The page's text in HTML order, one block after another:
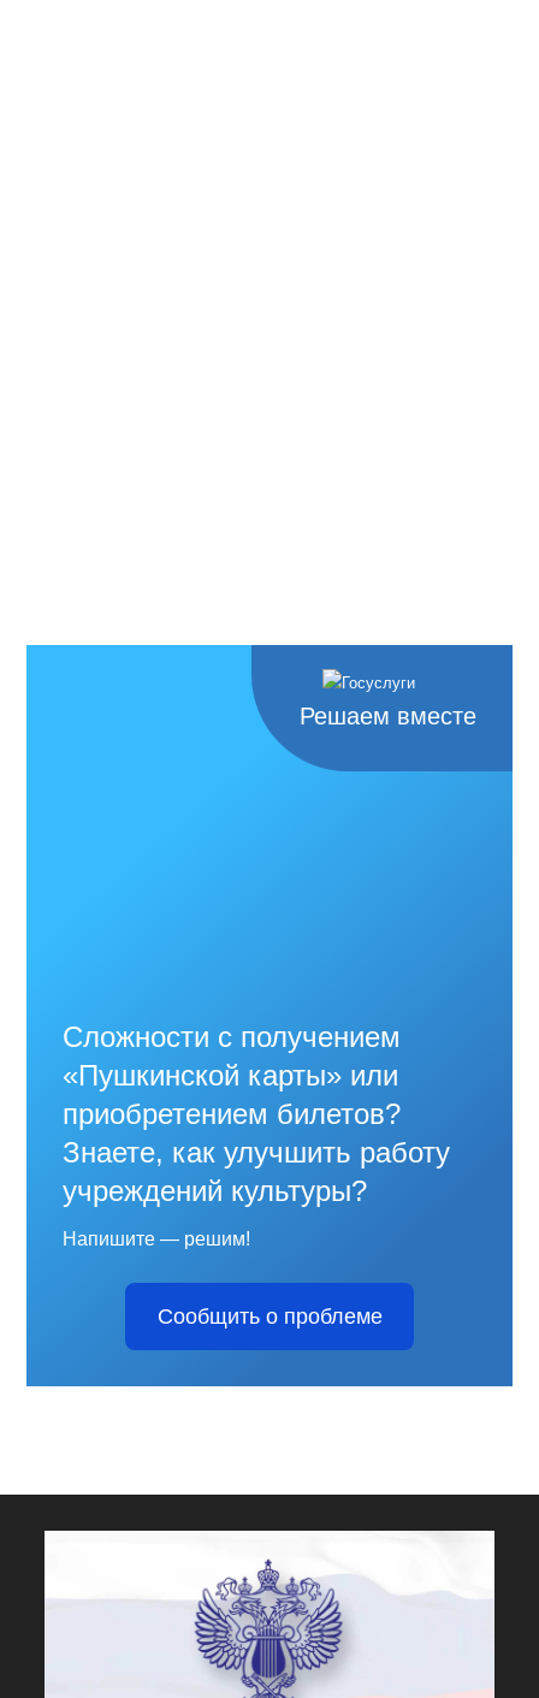
Решаем вместе
Сложности с получением
«Пушкинской карты» или
приобретением билетов?
Знаете, как улучшить работу
учреждений культуры?
Напишите — решим!
Сообщить о проблеме